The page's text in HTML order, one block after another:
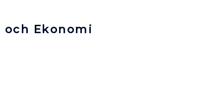
Ekonomi